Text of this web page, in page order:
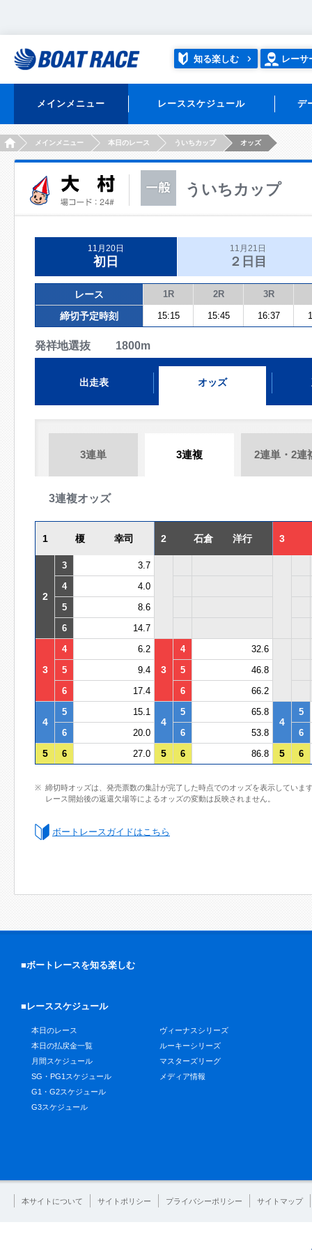
知る楽しむ レーサ
メインメニュー レーススケジュール デ
HOMEメインメニュー 本日のレース ういちカップ オッズ
ういちカップ
11月20日
初日
11月21日
２日目
レース 1R 2R 3R
締切予定時刻 15:15 15:45 16:37
発祥地選抜 1800m
出走表 オッズ
3連単 3連複 2連単・2連
3連複オッズ
1 榎 幸司 2 石倉 洋行 3
2
3
3.7
4
4.0
5
8.6
6
14.7
3
4 6.2
3
4
32.6
5
9.4 5
46.8
6
17.4 6 66.2
4
5 15.1
4
5 65.8
4
5
6
20.0 6 53.8 6
5 6 27.0 5 6 86.8 5 6
締切時オッズは、発売票数の集計が完了した時点でのオッズを表示していま
レース開始後の返還欠場等によるオッズの変動は反映されません。
ボートレースガイドはこちら
■ボートレースを知る楽しむ
■レーススケジュール
本日のレース
本日の払戻金一覧
月間スケジュール
SG・PG1スケジュール
G1・G2スケジュール
G3スケジュール
ヴィーナスシリーズ
ルーキーシリーズ
マスターズリーグ
メディア情報
本サイトについて サイトポリシー プライバシーポリシー サイトマップ